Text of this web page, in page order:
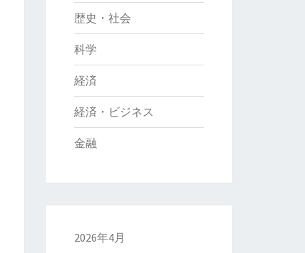
歴史・社会
科学
経済
経済・ビジネス
金融
2026年4月